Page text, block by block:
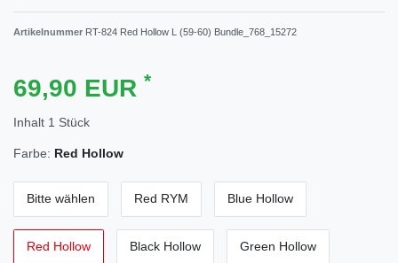
Artikelnummer RT-824 Red Hollow L (59-60) Bundle_768_15272
69,90 EUR *
Inhalt 1 Stück
Farbe: Red Hollow
Bitte wählen Red RYM Blue Hollow
Red Hollow Black Hollow Green Hollow